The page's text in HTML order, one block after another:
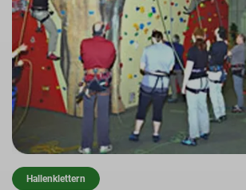
Hallenklettern